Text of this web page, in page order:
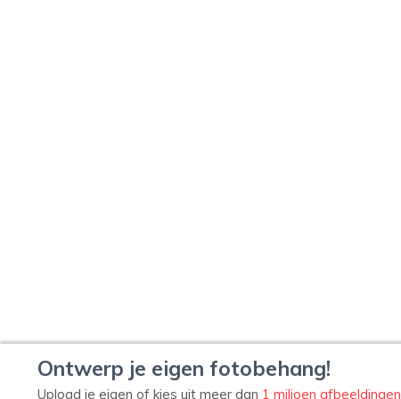
Ontwerp je eigen fotobehang!
Upload je eigen of kies uit meer dan 1 miljoen afbeeldingen